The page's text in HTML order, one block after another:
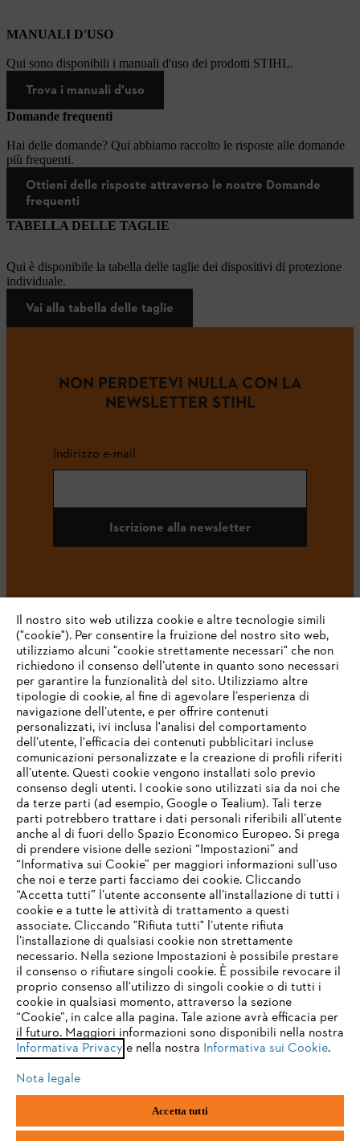
MANUALI D'USO
Qui sono disponibili i manuali d'uso dei prodotti STIHL.
Trova i manuali d'uso
Domande frequenti
Hai delle domande? Qui abbiamo raccolto le risposte alle domande
più frequenti.
Ottieni delle risposte attraverso le nostre Domande
frequenti
TABELLA DELLE TAGLIE
Qui è disponibile la tabella delle taglie dei dispositivi di protezione
individuale.
Vai alla tabella delle taglie
NON PERDETEVI NULLA CON LA
NEWSLETTER STIHL
Indirizzo e-mail
Iscrizione alla newsletter
#STIHL
L’azienda
STIHL FAQ
Service
Termini e condizioni generali Privacy policy
Note legali Cookies Informazioni legali
Andreas STIHL S.p.A. - Viale delle Industrie, 15
20040 Cambiago (MI)
Email:info@stihl.it
Numero di partita IVA: 09883420151.
Società a socio unico, soggetta a direzione e coordinamento di Andreas
IHR BROWSER WIRD NICHT
UNTERSTÜTZT
Sie nutzen einen Browser, den wir noch nicht unterstützen. Für
eine optimale Nutzung unserer Seite empfehlen wir Ihnen, zu
einem der folgenden Browser zu wechseln:
firefox chrome
safari edge
Il nostro sito web utilizza cookie e altre tecnologie simili
("cookie"). Per consentire la fruizione del nostro sito web,
utilizziamo alcuni "cookie strettamente necessari" che non
richiedono il consenso dell’utente in quanto sono necessari
per garantire la funzionalità del sito. Utilizziamo altre
tipologie di cookie, al fine di agevolare l’esperienza di
navigazione dell’utente, e per offrire contenuti
personalizzati, ivi inclusa l'analisi del comportamento
dell’utente, l'efficacia dei contenuti pubblicitari incluse
comunicazioni personalizzate e la creazione di profili riferiti
all’utente. Questi cookie vengono installati solo previo
consenso degli utenti. I cookie sono utilizzati sia da noi che
da terze parti (ad esempio, Google o Tealium). Tali terze
parti potrebbero trattare i dati personali riferibili all’utente
anche al di fuori dello Spazio Economico Europeo. Si prega
di prendere visione delle sezioni “Impostazioni” and
“Informativa sui Cookie” per maggiori informazioni sull’uso
che noi e terze parti facciamo dei cookie. Cliccando
“Accetta tutti” l’utente acconsente all’installazione di tutti i
cookie e a tutte le attività di trattamento a questi
associate. Cliccando "Rifiuta tutti" l’utente rifiuta
l’installazione di qualsiasi cookie non strettamente
necessario. Nella sezione Impostazioni è possibile prestare
il consenso o rifiutare singoli cookie. È possibile revocare il
proprio consenso all'utilizzo di singoli cookie o di tutti i
cookie in qualsiasi momento, attraverso la sezione
“Cookie”, in calce alla pagina. Tale azione avrà efficacia per
il futuro. Maggiori informazioni sono disponibili nella nostra
Informativa Privacy e nella nostra Informativa sui Cookie.
Nota legale
Accetta tutti